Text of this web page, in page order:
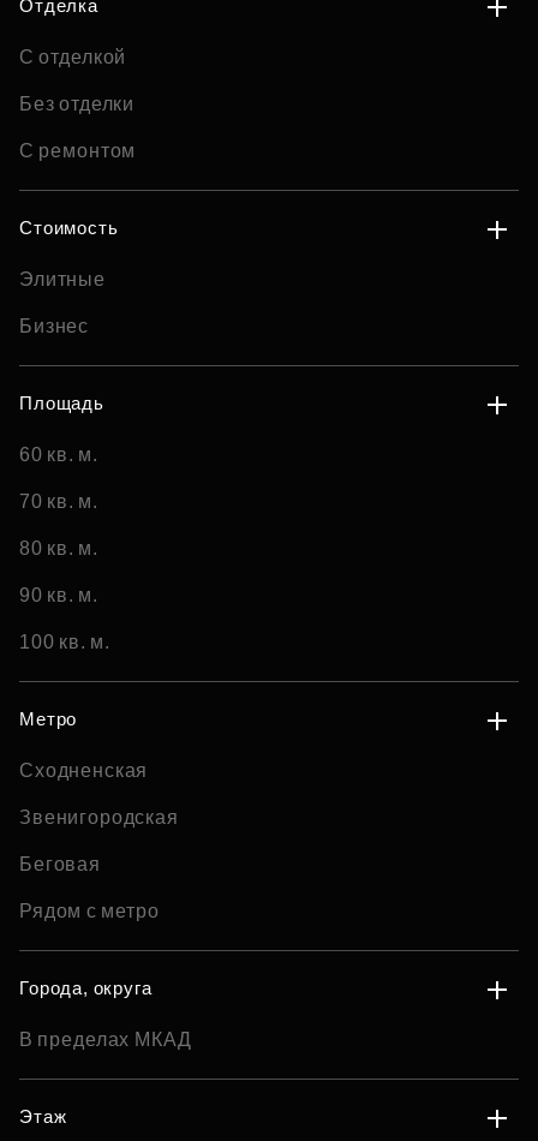
Отделка
С отделкой
Без отделки
С ремонтом
Стоимость
Элитные
Бизнес
Площадь
60 кв. м.
70 кв. м.
80 кв. м.
90 кв. м.
100 кв. м.
Метро
Сходненская
Звенигородская
Беговая
Рядом с метро
Города, округа
В пределах МКАД
Этаж